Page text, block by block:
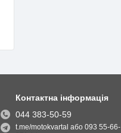
Контактна інформація
044 383-50-59
t.me/motokvartal або 093 55-66-